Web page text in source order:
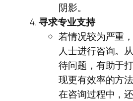
阴影。
寻求专业支持
若情况较为严重
人士进行咨询。
待问题，有助于
现更有效率的方
在咨询过程中，